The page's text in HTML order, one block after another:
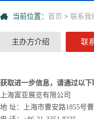
当前位置： 首页 > 联系我
主办方介绍 联
获取进一步信息，请通过以下
上海富亚展览有限公司
地 址：上海市曹安路1855号